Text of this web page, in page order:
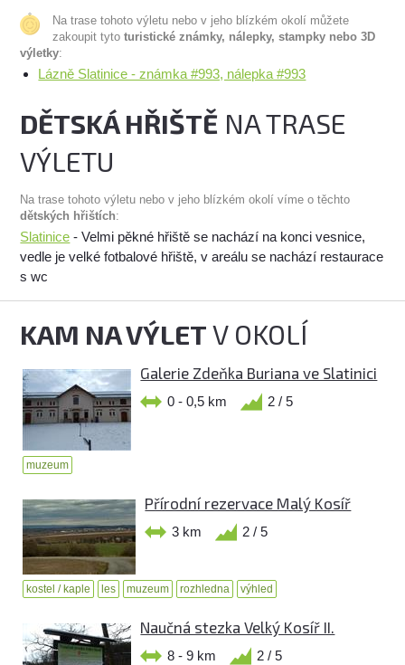
Na trase tohoto výletu nebo v jeho blízkém okolí můžete
zakoupit tytoturistické známky, nálepky, stampky nebo 3D
výletky:
Lázně Slatinice - známka #993, nálepka #993
DĚTSKÁ HŘIŠTĚ NA TRASE
VÝLETU
Na trase tohoto výletu nebo v jeho blízkém okolí víme o těchto
dětských hřištích:
Slatinice - Velmi pěkné hřiště se nachází na konci vesnice,
vedle je velké fotbalové hřiště, v areálu se nachází restaurace
s wc
KAM NA VÝLETV OKOLÍ
Galerie Zdeňka Buriana ve Slatinici
0 - 0,5 km 2 / 5
muzeum
Přírodní rezervace Malý Kosíř
3 km 2 / 5
kostel / kaple les muzeum rozhledna výhled
Naučná stezka Velký Kosíř II.
8 - 9 km 2 / 5